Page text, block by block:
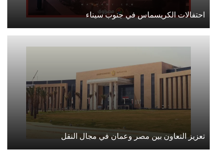
احتفالات الكريسماس في جنوب سيناء
تعزيز التعاون بين مصر وعمان في مجال النقل